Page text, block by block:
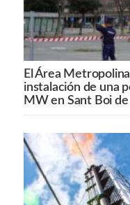
El Área
instalación de una
MW en Sant Boi